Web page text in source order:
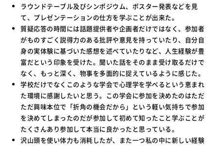
ラウンドテーブル及びシンポジウム、ポスター発表などを見
て、プレゼンテーションの仕方を学ぶことが出来た。
質疑応答の時間には話題提供者や企画者だけではなく、参加者
がものすごく説得力のある批評や意見を持っていたり、自分自
身の実体験に基づいた感想を述べていたりなど、人生経験が豊
富だという印象を受けた。聞いた話をそのまま受け取るだけで
なく、もっと深く、物事を多面的に捉えているように感じた。
学校だけでなくこのような学会で心理学を学べるという恵まれ
た環境に感謝したいと思う。この学会に参加を決めたのはただ
ただ興味本位で「折角の機会だから」という軽い気持ちで参加
を決めてしまったのだが参加して初めて知ったこと学ぶことが
たくさんあり参加して本当に良かったと思っている。
沢山頭を使い体力も消耗したが、また一つ私の中に新しい経験